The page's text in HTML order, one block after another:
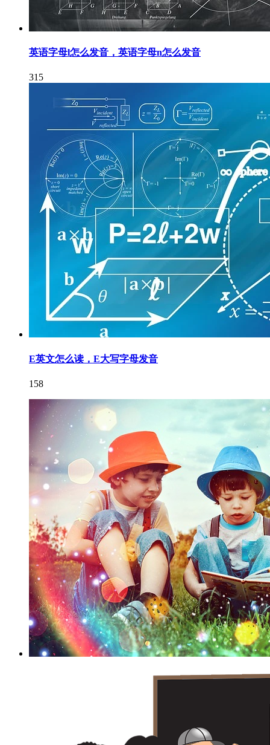
英语字母l怎么发音，英语字母n怎么发音
315
E英文怎么读，E大写字母发音
158